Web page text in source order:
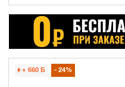
+ 660 Б 24%